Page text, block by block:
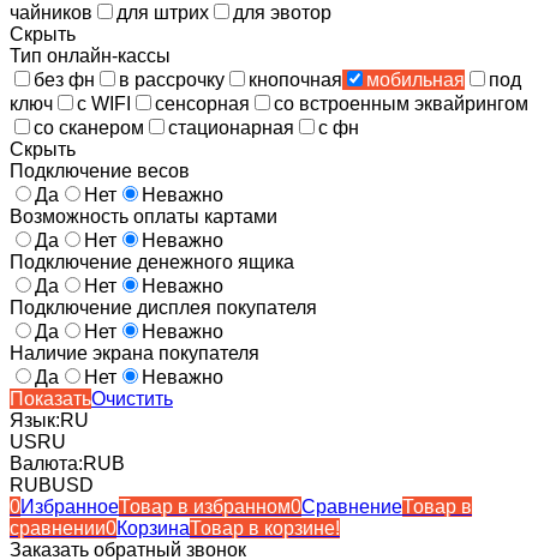
чайников
для штрих
для эвотор
Скрыть
Тип онлайн-кассы
без фн
в рассрочку кнопочная мобильная
под
ключ
с WIFI сенсорная
со встроенным эквайрингом
со сканером
стационарная
с фн
Скрыть
Подключение весов
Да
Нет
Неважно
Возможность оплаты картами
Да
Нет
Неважно
Подключение денежного ящика
Да
Нет
Неважно
Подключение дисплея покупателя
Да
Нет
Неважно
Наличие экрана покупателя
Да
Нет
Неважно
ПоказатьОчистить
Язык:RU
USRU
Валюта:RUB
RUBUSD
0ИзбранноеТовар в избранном0СравнениеТовар в
сравнении0КорзинаТовар в корзине!
Заказать обратный звонок